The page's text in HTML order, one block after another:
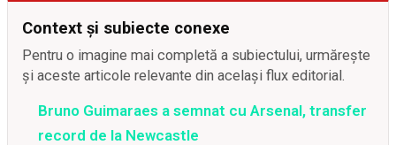
Context și subiecte conexe
Pentru o imagine mai completă a subiectului, urmărește
și aceste articole relevante din același flux editorial.
Bruno Guimaraes a semnat cu Arsenal, transfer
record de la Newcastle